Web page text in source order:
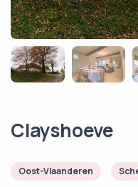
Clayshoeve
Oost-Vlaanderen